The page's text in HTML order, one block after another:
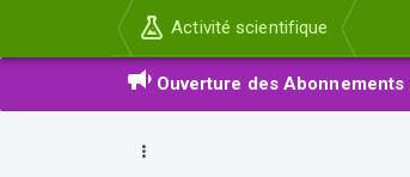
Activité scientifique
Ouverture des